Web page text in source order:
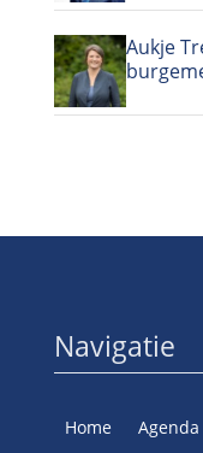
Aukje
Navigatie
Home Agenda